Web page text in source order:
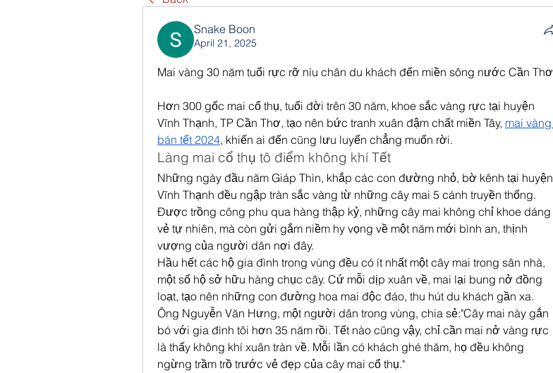
Snake Boon
April 21, 2025
Mai vàng 30 năm tuổi rực rỡ níu chân du khách đến miền sông nước Cần Thơ
Hơn 300 gốc mai cổ thụ, tuổi đời trên 30 năm, khoe sắc vàng rực tại huyện
Vĩnh Thạnh, TP Cần Thơ, tạo nên bức tranh xuân đậm chất miền Tây, mai vàng
bán tết 2024, khiến ai đến cũng lưu luyến chẳng muốn rời.
Làng mai cổ thụ tô điểm không khí Tết
Những ngày đầu năm Giáp Thìn, khắp các con đường nhỏ, bờ kênh tại huyện
Vĩnh Thạnh đều ngập tràn sắc vàng từ những cây mai 5 cánh truyền thống.
Được trồng công phu qua hàng thập kỷ, những cây mai không chỉ khoe dáng
vẻ tự nhiên, mà còn gửi gắm niềm hy vọng về một năm mới bình an, thịnh
vượng của người dân nơi đây.
Hầu hết các hộ gia đình trong vùng đều có ít nhất một cây mai trong sân nhà,
một số hộ sở hữu hàng chục cây. Cứ mỗi dịp xuân về, mai lại bung nở đồng
loạt, tạo nên những con đường hoa mai độc đáo, thu hút du khách gần xa.
Ông Nguyễn Văn Hưng, một người dân trong vùng, chia sẻ:"Cây mai này gắn
bó với gia đình tôi hơn 35 năm rồi. Tết nào cũng vậy, chỉ cần mai nở vàng rực
là thấy không khí xuân tràn về. Mỗi lần có khách ghé thăm, họ đều không
ngừng trầm trồ trước vẻ đẹp của cây mai cổ thụ."